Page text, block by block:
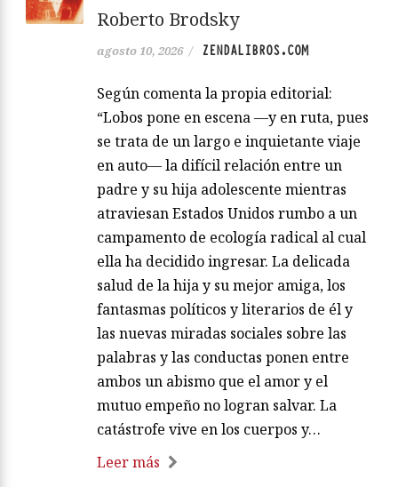
Roberto Brodsky
agosto 10, 2026 / ZENDALIBROS.COM
Según comenta la propia editorial:
“Lobos pone en escena —y en ruta, pues
se trata de un largo e inquietante viaje
en auto— la difícil relación entre un
padre y su hija adolescente mientras
atraviesan Estados Unidos rumbo a un
campamento de ecología radical al cual
ella ha decidido ingresar. La delicada
salud de la hija y su mejor amiga, los
fantasmas políticos y literarios de él y
las nuevas miradas sociales sobre las
palabras y las conductas ponen entre
ambos un abismo que el amor y el
mutuo empeño no logran salvar. La
catástrofe vive en los cuerpos y…
Leer más